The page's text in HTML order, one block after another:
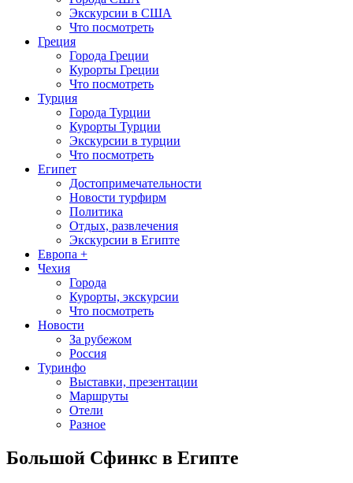
Экскурсии в США
Что посмотреть
Греция
Города Греции
Курорты Греции
Что посмотреть
Турция
Города Турции
Курорты Турции
Экскурсии в турции
Что посмотреть
Египет
Достопримечательности
Новости турфирм
Политика
Отдых, развлечения
Экскурсии в Египте
Европа +
Чехия
Города
Курорты, экскурсии
Что посмотреть
Новости
За рубежом
Россия
Туринфо
Выставки, презентации
Маршруты
Отели
Разное
Большой Сфинкс в Египте